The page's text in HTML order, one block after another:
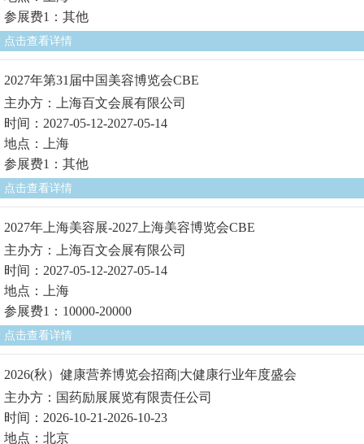
参展费1：其他
点击查看详情
2027年第31届中国美容博览会CBE
主办方：上海百文会展有限公司
时间：2027-05-12-2027-05-14
地点：上海
参展费1：其他
点击查看详情
2027年上海美容展-2027上海美容博览会CBE
主办方：上海百文会展有限公司
时间：2027-05-12-2027-05-14
地点：上海
参展费1：10000-20000
点击查看详情
2026(秋）健康营养博览会招商|大健康行业年度盛会
主办方：国药励展展览有限责任公司
时间：2026-10-21-2026-10-23
地点：北京